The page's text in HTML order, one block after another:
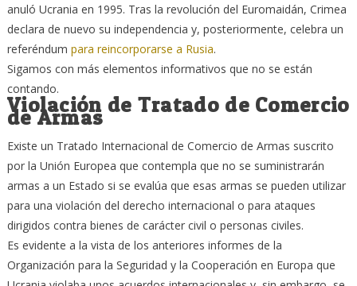
anuló Ucrania en 1995. Tras la revolución del Euromaidán, Crimea
declara de nuevo su independencia y, posteriormente, celebra un
referéndum para reincorporarse a Rusia.
Sigamos con más elementos informativos que no se están
contando.
Violación de Tratado de Comercio
de Armas
Existe un Tratado Internacional de Comercio de Armas suscrito
por la Unión Europea que contempla que no se suministrarán
armas a un Estado si se evalúa que esas armas se pueden utilizar
para una violación del derecho internacional o para ataques
dirigidos contra bienes de carácter civil o personas civiles.
Es evidente a la vista de los anteriores informes de la
Organización para la Seguridad y la Cooperación en Europa que